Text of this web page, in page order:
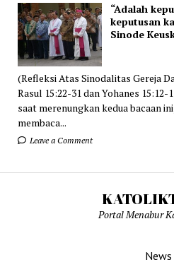
“Adalah
keputusan
Sinode
(Refleksi Atas Sinodalitas Gereja
Rasul 15:22-31 dan Yohanes
saat merenungkan kedua bacaan
membaca...
Leave a Comment
Portal Menabur
News